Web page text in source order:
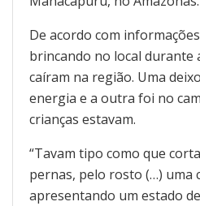
De acordo com
brincando no local durante
caíram na região. Uma
energia e a outra foi no
crianças estavam.
“Tavam tipo como que
pernas, pelo rosto (…) uma
apresentando um estado